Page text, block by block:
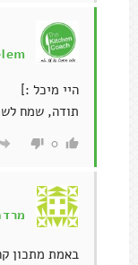
היי מיכל :]
תודה, שמח
0
באמת מתכון